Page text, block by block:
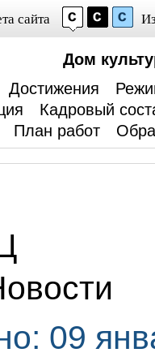
сайта
Дом
Достижения
Кадровый
План работ
09